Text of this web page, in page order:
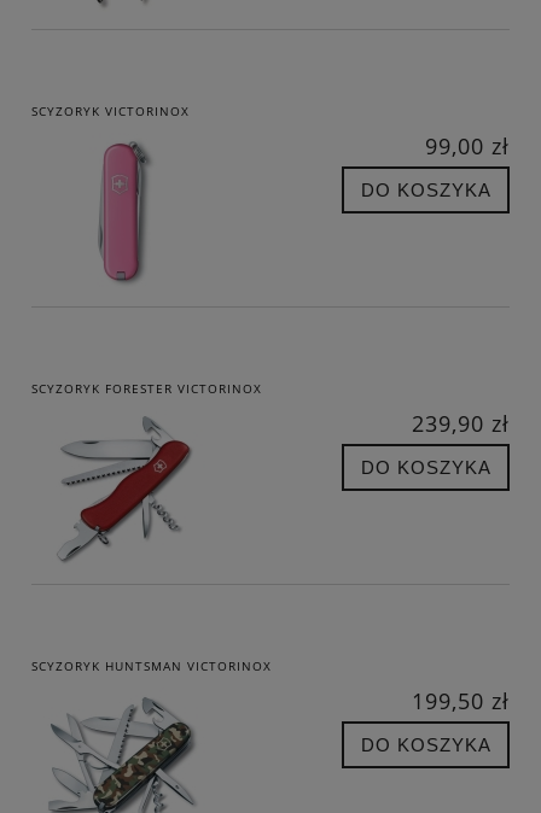
SCYZORYK VICTORINOX
99,00 zł
DO KOSZYKA
SCYZORYK FORESTER VICTORINOX
239,90 zł
DO KOSZYKA
SCYZORYK HUNTSMAN VICTORINOX
199,50 zł
DO KOSZYKA